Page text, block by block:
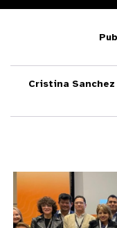
Cristina Sanchez